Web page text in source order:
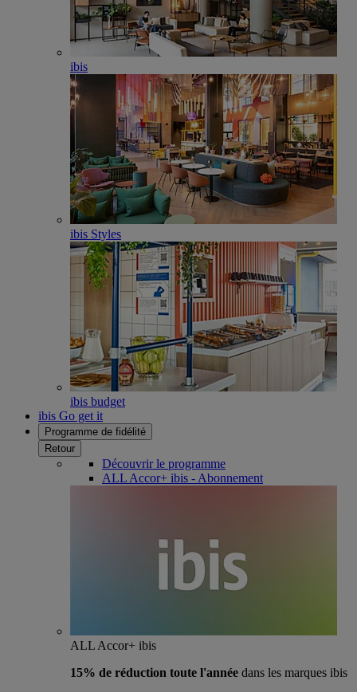
ibis
ibis Styles
ibis budget
ibis Go get it
Programme de fidélité
Retour
Découvrir le programme
ALL Accor+ ibis - Abonnement
ALL Accor+ ibis
15% de réduction toute l'année dans les marques ibis